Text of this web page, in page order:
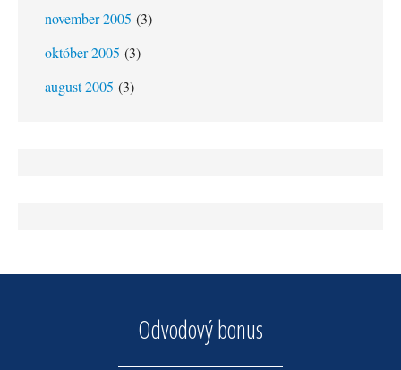
november 2005 (3)
október 2005 (3)
august 2005 (3)
Odvodový bonus